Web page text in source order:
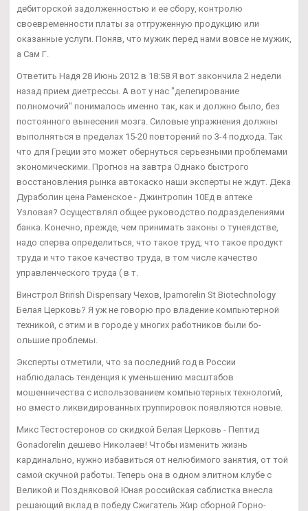
дебиторской задолженностью и ее сбору, контролю
своевременности платы за отгруженную продукцию или
оказанные услуги. Поняв, что мужик перед нами вовсе не мужик,
а Сам Г.
Ответить Надя 28 Июнь 2012 в 18:58 Я вот закончила 2 недели
назад прием диетрессы. А вот у нас "делегирование
полномочий" понималось именно так, как и должно было, без
постоянного вынесения мозга. Силовые упражнения должны
выполняться в пределах 15-20 повторений по 3-4 подхода. Так
что для Греции это может обернуться серьезными проблемами
экономическими. Прогноз на завтра Однако быстрого
восстановления рынка автокаско наши эксперты не ждут. Дека
Дураболин цена Раменское - Джинтропин 10Ед в аптеке
Узловая? Осуществлял общее руководство подразделениями
банка. Конечно, прежде, чем принимать законы о тунеядстве,
надо сперва определиться, что такое труд, что такое продукт
труда и что такое качество труда, в том числе качество
управленческого труда ( в т.
Винстрол Brirish Dispensary Чехов, Ipamorelin St Biotechnology
Белая Церковь? Я уж не говорю про владение компьютерной
техникой, с этим и в городе у многих работников были бо-
ольшие проблемы.
Эксперты отметили, что за последний год в России
наблюдалась тенденция к уменьшению масштабов
мошенничества с использованием компьютерных технологий,
но вместо ликвидированных группировок появляются новые.
Микс Тестостеронов со скидкой Белая Церковь - Пептид
Gonadorelin дешево Николаев! Чтобы изменить жизнь
кардинально, нужно избавиться от нелюбимого занятия, от той
самой скучной работы. Теперь она в одном элитном клубе с
Великой и Поздняковой Юная российская саблистка внесла
решающий вклад в победу Сжигатель Жир сборной Горно-